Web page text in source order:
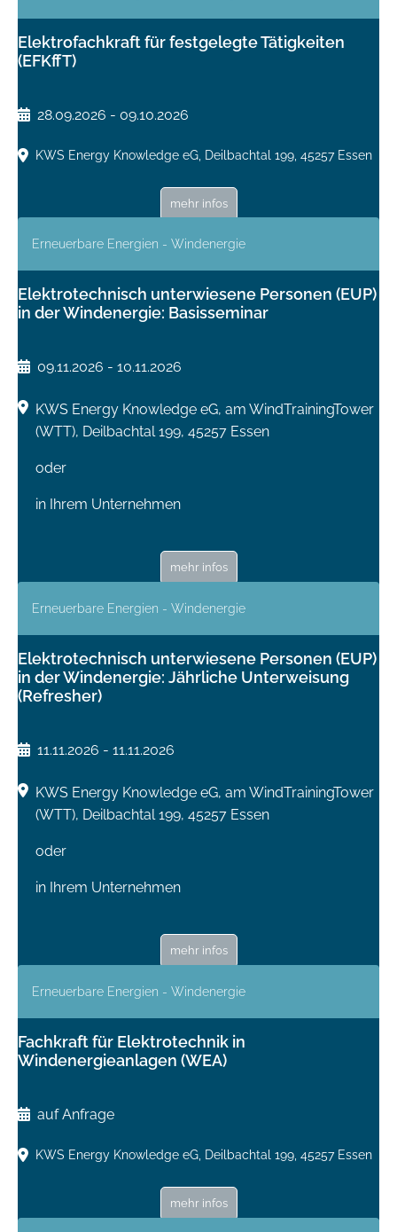
Elektrofachkraft für festgelegte Tätigkeiten
(EFKffT)
28.09.2026 - 09.10.2026
KWS Energy Knowledge eG, Deilbachtal 199, 45257 Essen
mehr infos
Erneuerbare Energien - Windenergie
Elektrotechnisch unterwiesene Personen (EUP)
in der Windenergie: Basisseminar
09.11.2026 - 10.11.2026
KWS Energy Knowledge eG, am WindTrainingTower
(WTT), Deilbachtal 199, 45257 Essen
oder
in Ihrem Unternehmen
mehr infos
Erneuerbare Energien - Windenergie
Elektrotechnisch unterwiesene Personen (EUP)
in der Windenergie: Jährliche Unterweisung
(Refresher)
11.11.2026 - 11.11.2026
KWS Energy Knowledge eG, am WindTrainingTower
(WTT), Deilbachtal 199, 45257 Essen
oder
in Ihrem Unternehmen
mehr infos
Erneuerbare Energien - Windenergie
Fachkraft für Elektrotechnik in
Windenergieanlagen (WEA)
auf Anfrage
KWS Energy Knowledge eG, Deilbachtal 199, 45257 Essen
mehr infos